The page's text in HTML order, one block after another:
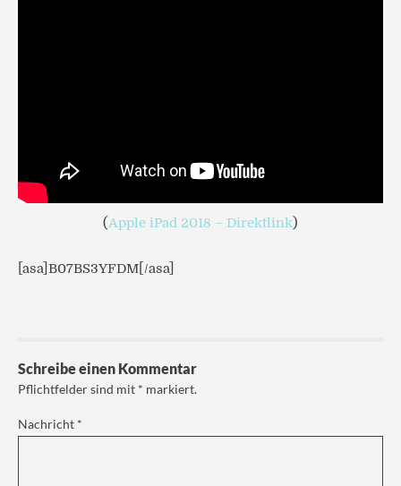
(Apple iPad 2018 – Direktlink)
[asa]B07BS3YFDM[/asa]
Schreibe einen Kommentar
Pflichtfelder sind mit * markiert.
Nachricht *